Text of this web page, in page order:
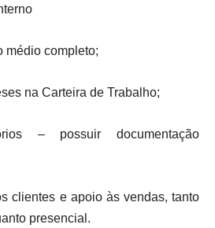
médio completo;
na Carteira de Trabalho;
– possuir documentação
clientes e apoio às vendas, tanto
presencial.